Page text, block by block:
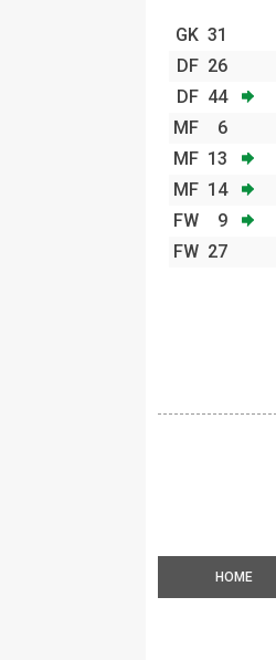
GK 31
DF 26
DF 44
MF 6
MF 13
MF 14
FW 9
FW 27
HOME